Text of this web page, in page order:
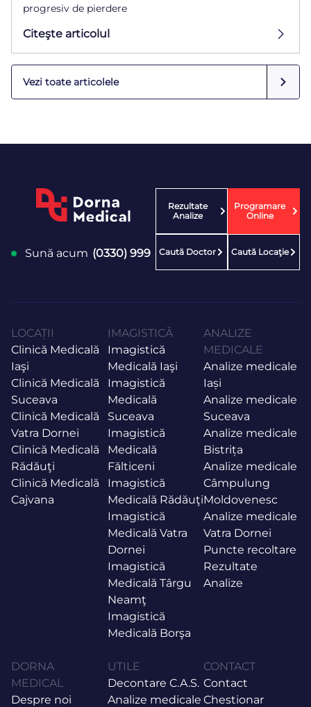
progresiv de pierdere
Citeşte articolul
Vezi toate articolele
Sună acum (0330) 999
Rezultate
Analize
Programare
Online
Caută Doctor Caută Locaţie
LOCAȚII
Clinică Medicală
Iaşi
Clinică Medicală
Suceava
Clinică Medicală
Vatra Dornei
Clinică Medicală
Rădăuţi
Clinică Medicală
Cajvana
IMAGISTICĂ
Imagistică
Medicală Iaşi
Imagistică
Medicală
Suceava
Imagistică
Medicală
Fălticeni
Imagistică
Medicală Rădăuţi
Imagistică
Medicală Vatra
Dornei
Imagistică
Medicală Târgu
Neamţ
Imagistică
Medicală Borşa
ANALIZE
MEDICALE
Analize medicale
Iași
Analize medicale
Suceava
Analize medicale
Bistrița
Analize medicale
Câmpulung
Moldovenesc
Analize medicale
Vatra Dornei
Puncte recoltare
Rezultate
Analize
DORNA
MEDICAL
Despre noi
UTILE
Decontare C.A.S.
Analize medicale
CONTACT
Contact
Chestionar